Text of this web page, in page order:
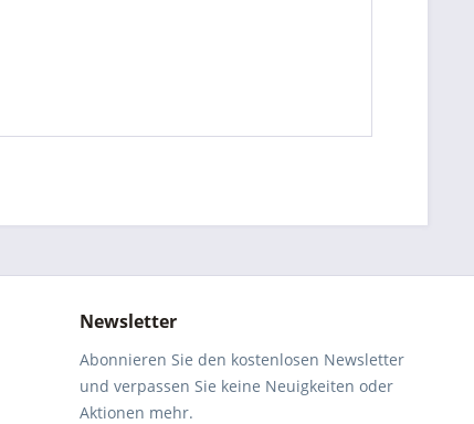
Newsletter
Abonnieren Sie den kostenlosen Newsletter
und verpassen Sie keine Neuigkeiten oder
Aktionen mehr.